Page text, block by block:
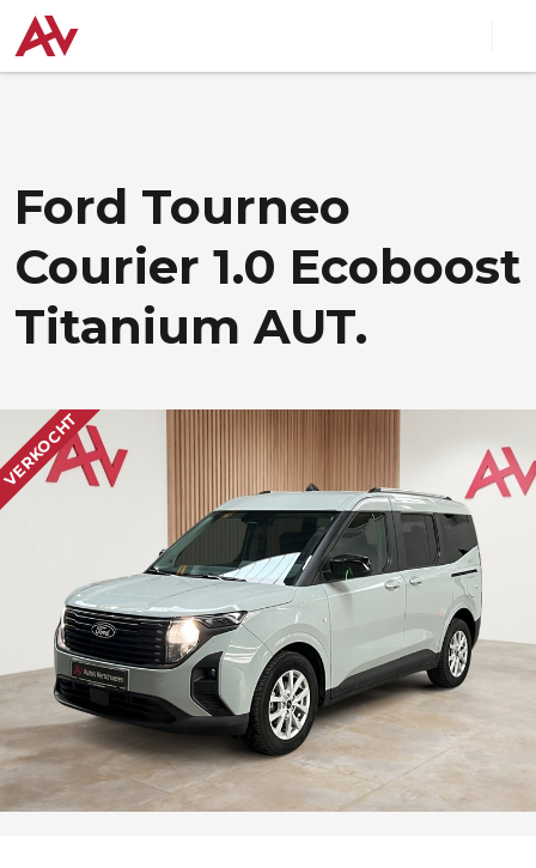
Ford Tourneo
Courier 1.0 Ecoboost
Titanium AUT.
VERKOCHT